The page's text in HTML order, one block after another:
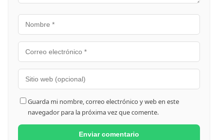
Guarda mi nombre, correo electrónico y web en este
navegador para la próxima vez que comente.